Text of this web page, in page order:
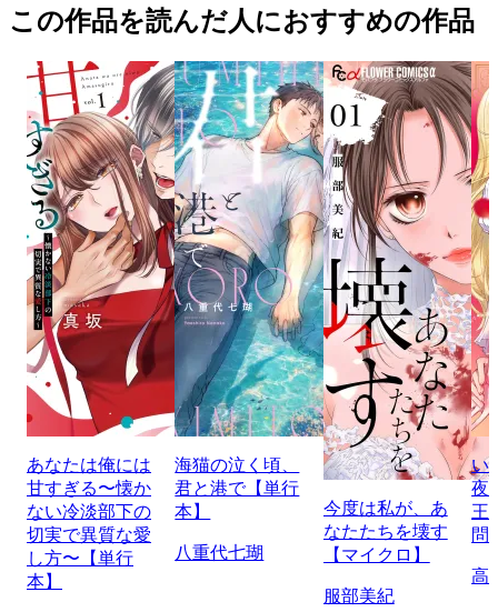
この作品を読んだ人におすすめの作品
あなたは俺には
甘すぎる〜懐か
ない冷淡部下の
切実で異質な愛
し方〜【単行
本】
海猫の泣く頃、
君と港で【単行
本】
八重代七瑚
今度は私が、あ
なたたちを壊す
【マイクロ】
服部美紀
い
夜
王
問
高